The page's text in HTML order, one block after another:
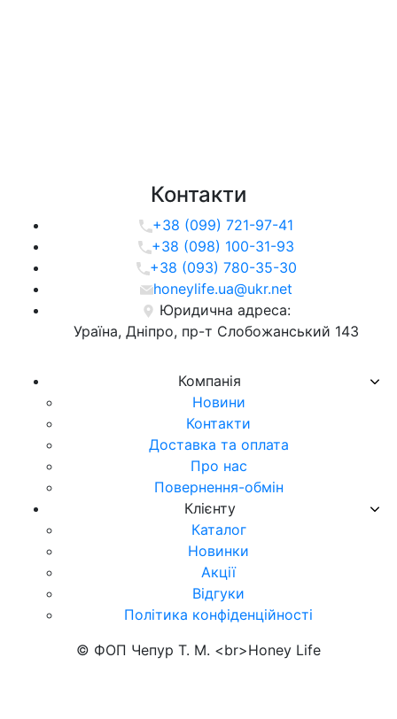
Компанія
Новини
Контакти
Доставка та оплата
Про нас
Повернення-обмін
Клієнту
Каталог
Новинки
Акції
Відгуки
Політика конфіденційності
Контакти
+38 (099) 721-97-41
+38 (098) 100-31-93
+38 (093) 780-35-30
honeylife.ua@ukr.net
Юридична адреса:
Ураїна, Дніпро, пр-т Слобожанський 143
© ФОП Чепур Т. М. <br>Honey Life